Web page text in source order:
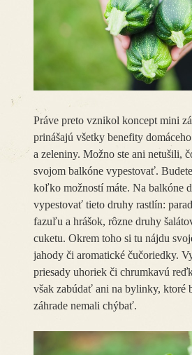
Práve preto vznikol koncept mini
prinášajú všetky benefity
a zeleniny. Možno ste ani netušili,
svojom balkóne vypestovať.
koľko možností máte. Na balkóne
vypestovať tieto druhy rastlín:
fazuľu a hrášok, rôzne druhy
cuketu. Okrem toho si tu nájdu
jahody či aromatické čučoriedky.
priesady uhoriek či chrumkavú
však zabúdať ani na bylinky, ktoré
záhrade nemali chýbať.